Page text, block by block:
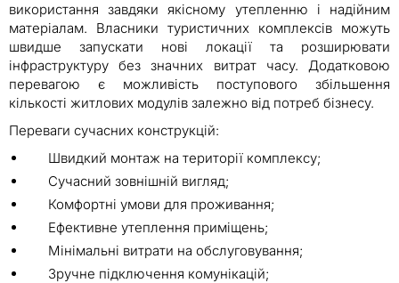
використання завдяки якісному утепленню і надійним
матеріалам. Власники туристичних комплексів можуть
швидше запускати нові локації та розширювати
інфраструктуру без значних витрат часу. Додатковою
перевагою є можливість поступового збільшення
кількості житлових модулів залежно від потреб бізнесу.
Переваги сучасних конструкцій:
Швидкий монтаж на території комплексу;
Сучасний зовнішній вигляд;
Комфортні умови для проживання;
Ефективне утеплення приміщень;
Мінімальні витрати на обслуговування;
Зручне підключення комунікацій;